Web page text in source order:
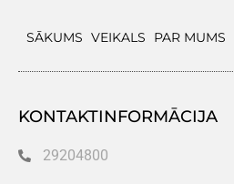
SĀKUMS VEIKALS PAR MUMS
KONTAKTINFORMĀCIJA
29204800